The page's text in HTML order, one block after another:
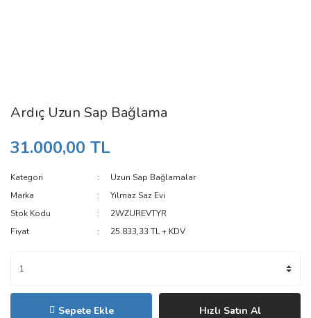
Ardıç Uzun Sap Bağlama
31.000,00 TL
Kategori
Uzun Sap Bağlamalar
Marka
Yılmaz Saz Evi
Stok Kodu
2WZUREVTYR
Fiyat
25.833,33 TL + KDV
Sepete Ekle Hızlı Satın Al